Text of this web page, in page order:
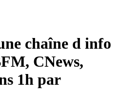
chaîne d info
CNews,
1h par